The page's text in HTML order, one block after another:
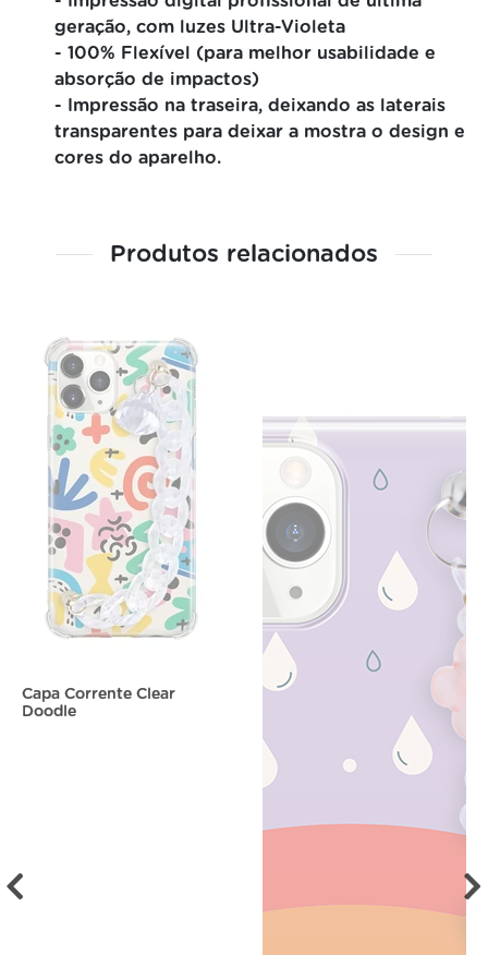
geração, com luzes Ultra-Violeta
- 100% Flexível (para melhor usabilidade e
absorção de impactos)
- Impressão na traseira, deixando as laterais
transparentes para deixar a mostra o design e
cores do aparelho.
Produtos relacionados
Capa Corrente Clear
Doodle